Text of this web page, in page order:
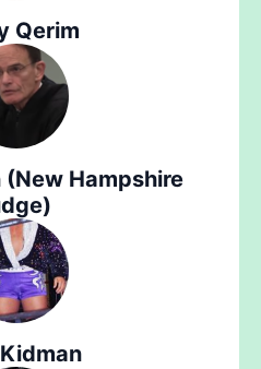
Qerim
(New Hampshire